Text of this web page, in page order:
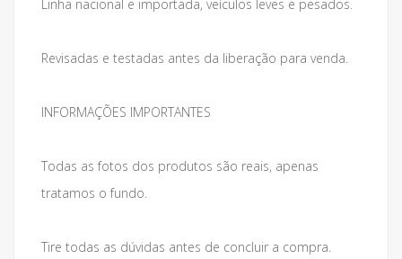
Linha nacional e importada, veículos leves e pesados.
Revisadas e testadas antes da liberação para venda.
INFORMAÇÕES IMPORTANTES
Todas as fotos dos produtos são reais, apenas
tratamos o fundo.
Tire todas as dúvidas antes de concluir a compra.